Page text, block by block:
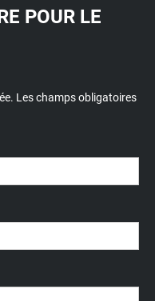
POUR LE
Les champs obligatoires